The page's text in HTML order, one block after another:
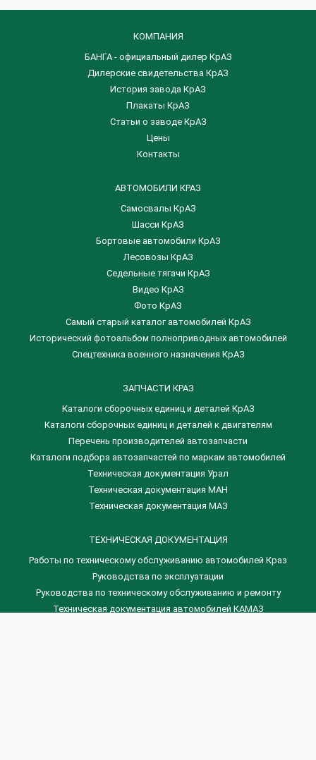
КОМПАНИЯ
БАНГА - официальный дилер КрАЗ
Дилерские свидетельства КрАЗ
История завода КрАЗ
Плакаты КрАЗ
Статьи о заводе КрАЗ
Цены
Контакты
АВТОМОБИЛИ КРАЗ
Самосвалы КрАЗ
Шасси КрАЗ
Бортовые автомобили КрАЗ
Лесовозы КрАЗ
Седельные тягачи КрАЗ
Видео КрАЗ
Фото КрАЗ
Самый старый каталог автомобилей КрАЗ
Исторический фотоальбом полноприводных автомобилей
Спецтехника военного назначения КрАЗ
ЗАПЧАСТИ КРАЗ
Каталоги сборочных единиц и деталей КрАЗ
​Каталоги сборочных единиц и деталей к двигателям
Перечень производителей автозапчасти
Каталоги подбора автозапчастей по маркам автомобилей
Техническая документация Урал
Техническая документация МАН
Техническая документация МАЗ
ТЕХНИЧЕСКАЯ ДОКУМЕНТАЦИЯ
Работы по техническому обслуживанию автомобилей Краз
Руководства по эксплуатации
Руководства по техническому обслуживанию и ремонту
Техническая документация автомобилей КАМАЗ